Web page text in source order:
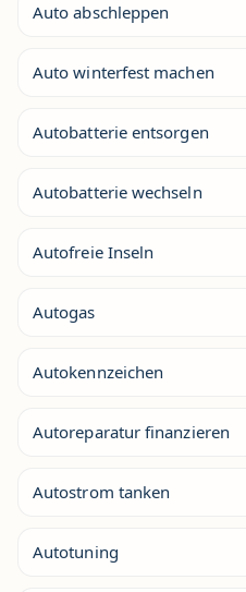
Auto abschleppen
Auto winterfest machen
Autobatterie entsorgen
Autobatterie wechseln
Autofreie Inseln
Autogas
Autokennzeichen
Autoreparatur finanzieren
Autostrom tanken
Autotuning